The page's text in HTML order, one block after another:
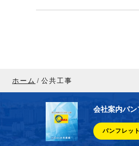
ホーム 公共工事
会社案内パン
パンフレッ